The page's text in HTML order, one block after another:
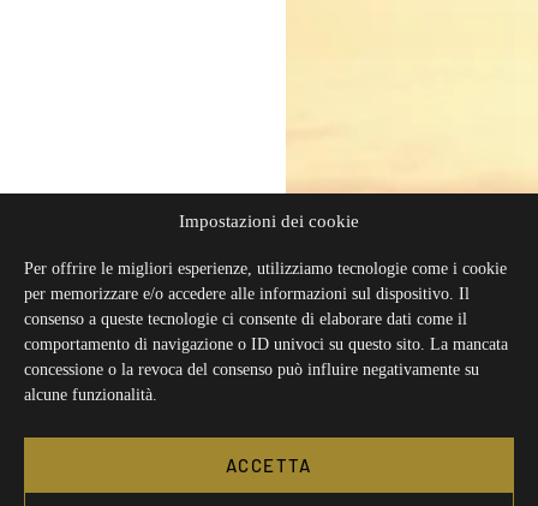
Impostazioni dei cookie
Per offrire le migliori esperienze, utilizziamo tecnologie come i cookie
per memorizzare e/o accedere alle informazioni sul dispositivo. Il
consenso a queste tecnologie ci consente di elaborare dati come il
comportamento di navigazione o ID univoci su questo sito. La mancata
concessione o la revoca del consenso può influire negativamente su
alcune funzionalità.
ACCETTA